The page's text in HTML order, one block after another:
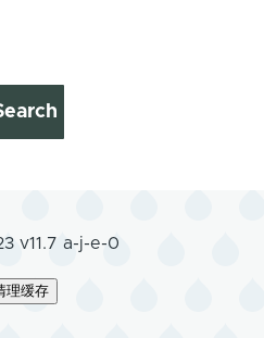
v11.7 a-j-e-0